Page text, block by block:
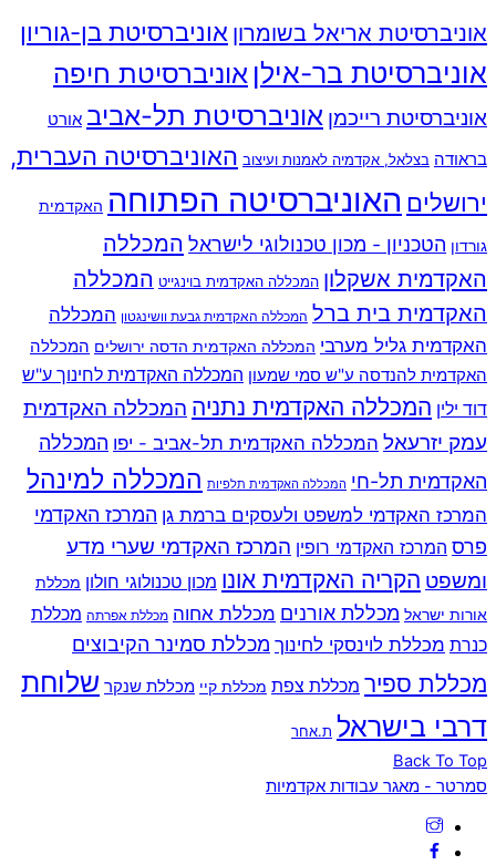
אוניברסיטת אריאל בשומרון אוניברסיטת בן-גוריון
אוניברסיטת בר-אילן אוניברסיטת חיפה
אוניברסיטת רייכמן אוניברסיטת תל-אביב אורט
בראודה בצלאל, אקדמיה לאמנות ועיצוב האוניברסיטה העברית,
ירושלים האוניברסיטה הפתוחה האקדמית
גורדון הטכניון - מכון טכנולוגי לישראל המכללה
האקדמית אשקלון המכללה האקדמית בוינגייט המכללה
האקדמית בית ברל המכללה האקדמית גבעת וושינגטון המכללה
האקדמית גליל מערבי המכללה האקדמית הדסה ירושלים המכללה
האקדמית להנדסה ע"ש סמי שמעון המכללה האקדמית לחינוך ע"ש
דוד ילין המכללה האקדמית נתניה המכללה האקדמית
עמק יזרעאל המכללה האקדמית תל-אביב - יפו המכללה
האקדמית תל-חי המכללה האקדמית תלפיות המכללה למינהל
המרכז האקדמי למשפט ולעסקים ברמת גן המרכז האקדמי
פרס המרכז האקדמי רופין המרכז האקדמי שערי מדע
ומשפט הקריה האקדמית אונו מכון טכנולוגי חולון מכללת
אורות ישראל מכללת אורנים מכללת אחוה מכללת אפרתה מכללת
כנרת מכללת לוינסקי לחינוך מכללת סמינר הקיבוצים
מכללת ספיר מכללת צפת מכללת קיי מכללת שנקר שלוחת
דרבי בישראל ת.אחר
Back To Top
סמרטר - מאגר עבודות אקדמיות